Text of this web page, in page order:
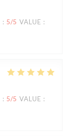
: 5/5 VALUE :
: 5/5 VALUE :